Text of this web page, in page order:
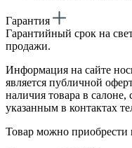
Гарантия
Гарантийный срок на
продажи.
Информация на сайте
является публичной
наличия товара в салоне,
указанным в контактах
Товар можно приобрести